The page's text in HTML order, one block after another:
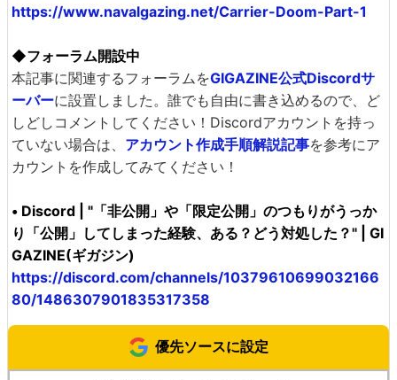
https://www.navalgazing.net/Carrier-Doom-Part-1
◆フォーラム開設中
本記事に関連するフォーラムをGIGAZINE公式Discordサ
ーバーに設置しました。誰でも自由に書き込めるので、ど
しどしコメントしてください！Discordアカウントを持っ
ていない場合は、 アカウント作成手順解説記事を参考にア
カウントを作成してみてください！
• Discord | "「非公開」や「限定公開」のつもりがうっか
り「公開」してしまった経験、ある？どう対処した？" | GI
GAZINE(ギガジン)
https://discord.com/channels/10379610699032166
80/1486307901835317358
優先ソースに設定